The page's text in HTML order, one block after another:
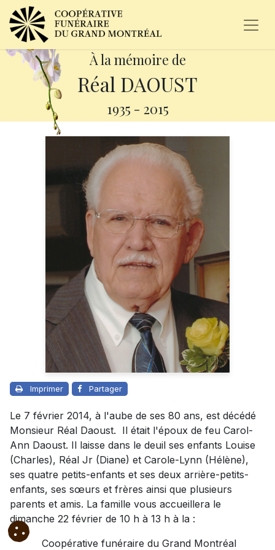
À la mémoire de
Réal DAOUST
1935 - 2015
Imprimer Partager
Le 7 février 2014, à l'aube de ses 80 ans, est décédé
Monsieur Réal Daoust. Il était l'époux de feu Carol-
Ann Daoust. Il laisse dans le deuil ses enfants Louise
(Charles), Réal Jr (Diane) et Carole-Lynn (Hélène),
ses quatre petits-enfants et ses deux arrière-petits-
enfants, ses sœurs et frères ainsi que plusieurs
parents et amis. La famille vous accueillera le
dimanche 22 février de 10 h à 13 h à la :
Coopérative funéraire du Grand Montréal